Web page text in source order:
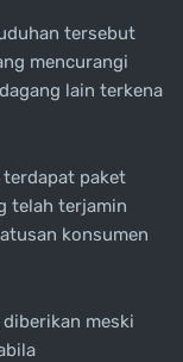
tersebut
mencurangi
lain terkena
paket
telah terjamin
konsumen
meski